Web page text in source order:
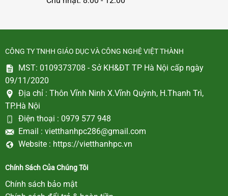
CÔNG TY TNHH GIÁO DỤC VÀ CÔNG NGHỆ VIỆT THÀNH
MST: 0109373708 - Sở KH&ĐT TP Hà Nội cấp ngày
09/11/2020
Địa chỉ : Thôn Vĩnh Ninh X.Vĩnh Quỳnh, H.Thanh Trì,
TP.Hà Nội
Điện thoại : 0979 577 948
Email : vietthanhpc286@gmail.com
Website : https://vietthanhpc.vn
Chính Sách Của Chúng Tôi
Chính sách bảo mật